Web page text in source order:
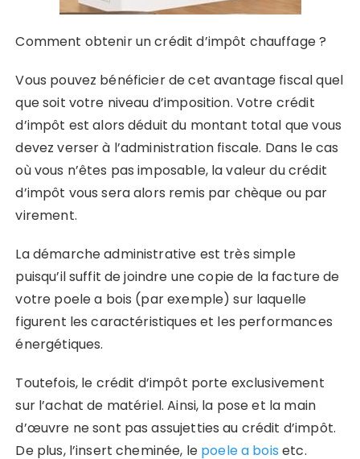
Comment obtenir un crédit d’impôt chauffage ?
Vous pouvez bénéficier de cet avantage fiscal quel
que soit votre niveau d’imposition. Votre crédit
d’impôt est alors déduit du montant total que vous
devez verser à l’administration fiscale. Dans le cas
où vous n’êtes pas imposable, la valeur du crédit
d’impôt vous sera alors remis par chèque ou par
virement.
La démarche administrative est très simple
puisqu’il suffit de joindre une copie de la facture de
votre poele a bois (par exemple) sur laquelle
figurent les caractéristiques et les performances
énergétiques.
Toutefois, le crédit d’impôt porte exclusivement
sur l’achat de matériel. Ainsi, la pose et la main
d’œuvre ne sont pas assujetties au crédit d’impôt.
De plus, l’insert cheminée, le poele a bois etc.